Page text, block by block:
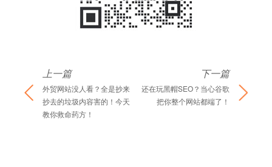
上一篇
外贸网站没人看？全是抄来
抄去的垃圾内容害的！今天
教你救命药方！
下一篇
还在玩黑帽SEO？当心谷歌
把你整个网站都端了！